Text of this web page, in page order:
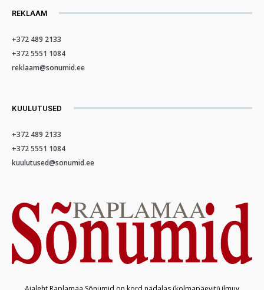
REKLAAM
+372 489 2133
+372 5551 1084
reklaam@sonumid.ee
KUULUTUSED
+372 489 2133
+372 5551 1084
kuulutused@sonumid.ee